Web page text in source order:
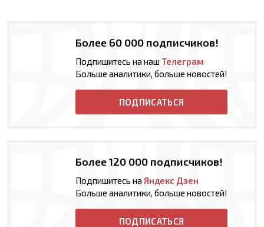
Более 60 000 подписчиков!
Подпишитесь на наш Телеграм
Больше аналитики, больше новостей!
ПОДПИСАТЬСЯ
Более 120 000 подписчиков!
Подпишитесь на Яндекс Дзен
Больше аналитики, больше новостей!
ПОДПИСАТЬСЯ